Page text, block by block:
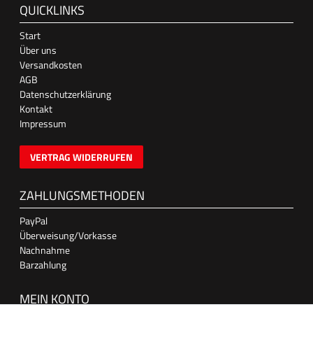
QUICKLINKS
Start
Über uns
Versandkosten
AGB
Datenschutzerklärung
Kontakt
Impressum
VERTRAG WIDERRUFEN
ZAHLUNGSMETHODEN
PayPal
Überweisung/Vorkasse
Nachnahme
Barzahlung
MEIN KONTO